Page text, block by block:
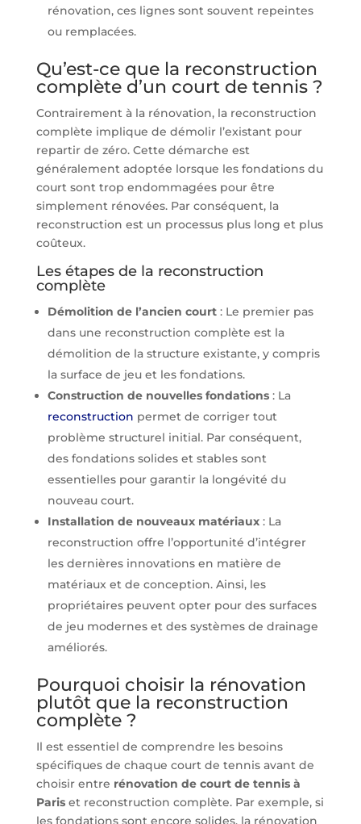
rénovation, ces lignes sont souvent repeintes
ou remplacées.
Qu’est-ce que la reconstruction
complète d’un court de tennis ?
Contrairement à la rénovation, la reconstruction
complète implique de démolir l’existant pour
repartir de zéro. Cette démarche est
généralement adoptée lorsque les fondations du
court sont trop endommagées pour être
simplement rénovées. Par conséquent, la
reconstruction est un processus plus long et plus
coûteux.
Les étapes de la reconstruction
complète
Démolition de l’ancien court: Le premier pas
dans une reconstruction complète est la
démolition de la structure existante, y compris
la surface de jeu et les fondations.
Construction de nouvelles fondations: La
reconstruction permet de corriger tout
problème structurel initial. Par conséquent,
des fondations solides et stables sont
essentielles pour garantir la longévité du
nouveau court.
Installation de nouveaux matériaux: La
reconstruction offre l’opportunité d’intégrer
les dernières innovations en matière de
matériaux et de conception. Ainsi, les
propriétaires peuvent opter pour des surfaces
de jeu modernes et des systèmes de drainage
améliorés.
Pourquoi choisir la rénovation
plutôt que la reconstruction
complète ?
Il est essentiel de comprendre les besoins
spécifiques de chaque court de tennis avant de
choisir entre rénovation de court de tennis à
Pariset reconstruction complète. Par exemple, si
les fondations sont encore solides, la rénovation